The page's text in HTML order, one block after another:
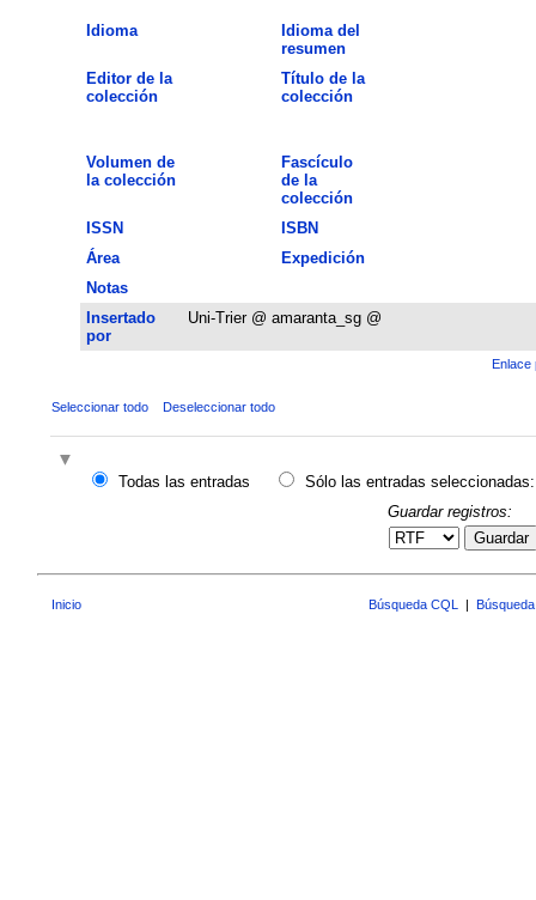
Idioma
Idioma del
resumen
Editor de la
colección
Título de la
colección
Volumen de
la colección
Fascículo
de la
colección
ISSN
ISBN
Área
Expedición
Notas
Insertado
por
Uni-Trier @ amaranta_sg @
Enlace
Seleccionar todo Deseleccionar todo
Todas las entradas
Sólo las entradas seleccionadas:
Guardar registros:
Guardar
Inicio Búsqueda CQL